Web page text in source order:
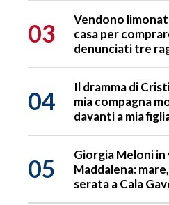
03
Vendono
casa per
denunciati tre
04
Il dramma di
mia compagna
davanti a mia
05
Giorgia Meloni in
Maddalena:
serata a Cala